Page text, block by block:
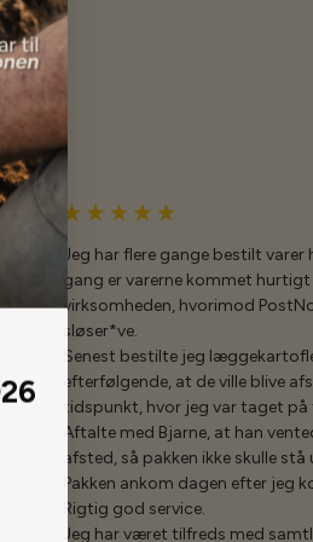
Jeg har flere gange bestilt varer
gang er varerne kommet
virksomheden, hvorimod
sløser*ve.
Senest bestilte jeg
efterfølgende, at de ville blive
tidspunkt, hvor jeg var taget på
Aftalte med Bjarne, at han
afsted, så pakken ikke skulle
Pakken ankom dagen efter jeg
Rigtig god service.
Jeg har været tilfreds med